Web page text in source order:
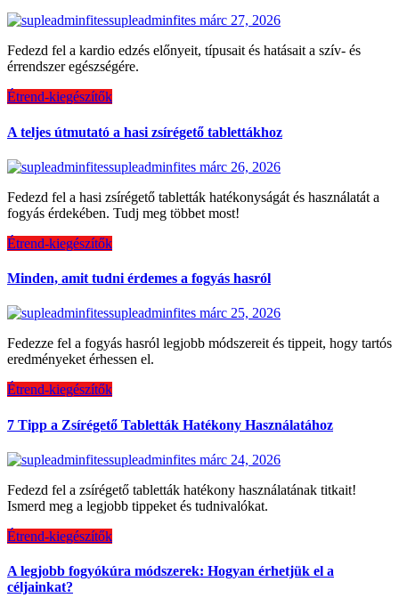
supleadminfites márc 27, 2026
Fedezd fel a kardio edzés előnyeit, típusait és hatásait a szív- és
érrendszer egészségére.
Étrend-kiegészítők
A teljes útmutató a hasi zsírégető tablettákhoz
supleadminfites márc 26, 2026
Fedezd fel a hasi zsírégető tabletták hatékonyságát és használatát a
fogyás érdekében. Tudj meg többet most!
Étrend-kiegészítők
Minden, amit tudni érdemes a fogyás hasról
supleadminfites márc 25, 2026
Fedezze fel a fogyás hasról legjobb módszereit és tippeit, hogy tartós
eredményeket érhessen el.
Étrend-kiegészítők
7 Tipp a Zsírégető Tabletták Hatékony Használatához
supleadminfites márc 24, 2026
Fedezd fel a zsírégető tabletták hatékony használatának titkait!
Ismerd meg a legjobb tippeket és tudnivalókat.
Étrend-kiegészítők
A legjobb fogyókúra módszerek: Hogyan érhetjük el a
céljainkat?